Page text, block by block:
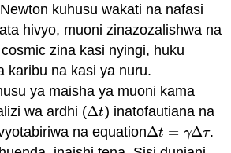
kuhusu wakati na nafasi
hivyo, muoni zinazozalishwa na
zina kasi nyingi, huku
karibu na kasi ya nuru.
ya maisha ya muoni kama
wa ardhi (Δt
Δt ) inatofautiana na
na equationΔt = γΔτ
Δt=γΔτ
.